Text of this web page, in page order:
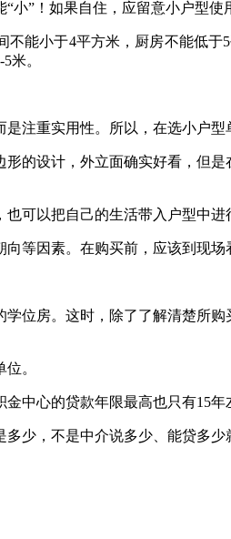
”！如果自住，应留意小户型使
小于4平方米，厨房不能低于
米。
重实用性。所以，在选小户型
设计，外立面确实好看，但是
以把自己的生活带入户型中进
因素。在购买前，应该到现场
房。这时，除了了解清楚所购
。
心的贷款年限最高也只有15年
，不是中介说多少、能贷多少